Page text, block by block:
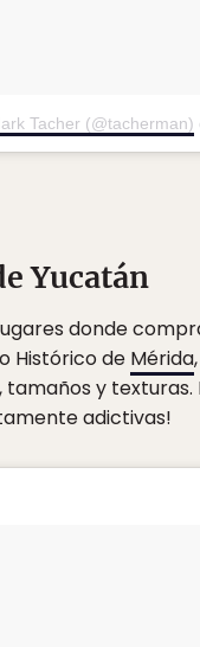
Tacher (@tacherman)
Yucatán
donde
Histórico de Mérida
tamaños y texturas.
adictivas!